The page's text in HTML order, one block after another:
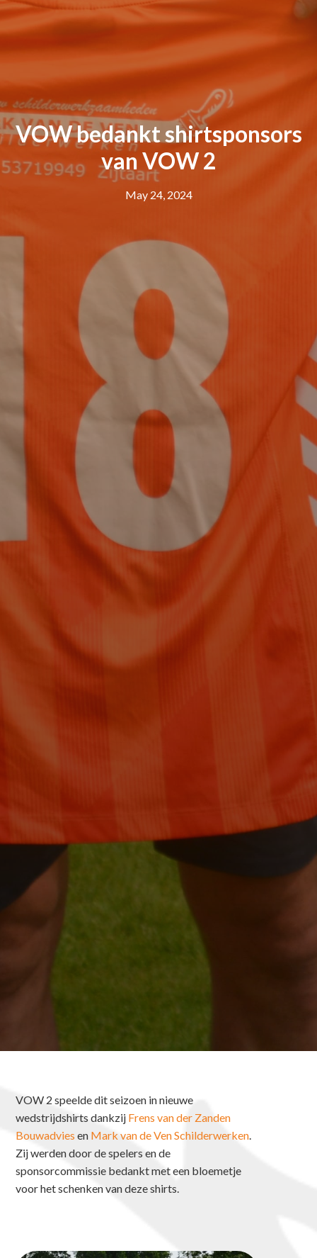
VOW bedankt shirtsponsors
van VOW 2
May 24, 2024
VOW 2 speelde dit seizoen in nieuwe
wedstrijdshirts dankzij Frens van der Zanden
Bouwadvies en Mark van de Ven Schilderwerken.
Zij werden door de spelers en de
sponsorcommissie bedankt met een bloemetje
voor het schenken van deze shirts.